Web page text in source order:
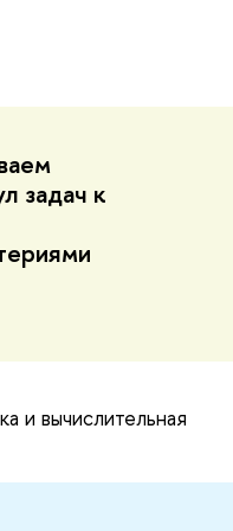
задач к
и вычислительная